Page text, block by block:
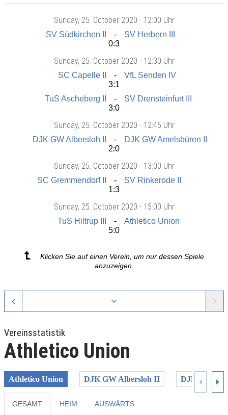
Sunday, 25. October 2020 - 12:00 Uhr
SV Südkirchen II
SV Herbern III
0:3
Sunday, 25. October 2020 - 12:30 Uhr
SC Capelle II
VfL Senden IV
3:1
TuS Ascheberg II
SV Drensteinfurt III
3:0
Sunday, 25. October 2020 - 12:45 Uhr
DJK GW Albersloh II
DJK GW Amelsbüren II
2:0
Sunday, 25. October 2020 - 13:00 Uhr
SC Gremmendorf II
SV Rinkerode II
1:3
Sunday, 25. October 2020 - 15:00 Uhr
TuS Hiltrup III
Athletico Union
5:0
Klicken Sie auf einen Verein, um nur dessen Spiele
anzuzeigen.
Vereinsstatistik
Athletico Union
Athletico Union DJK GW Albersloh II DJK GW
GESAMT HEIM AUSWÄRTS